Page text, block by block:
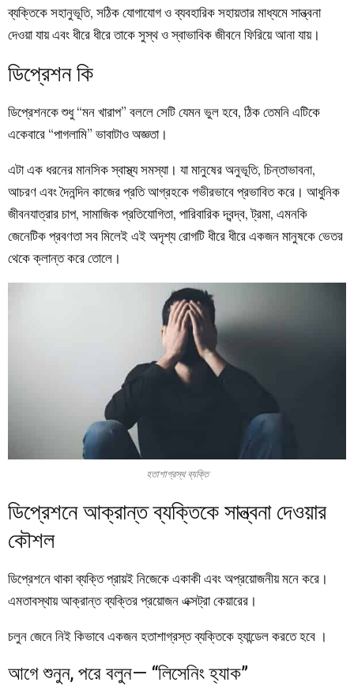
ব্যক্তিকে সহানুভূতি, সঠিক যোগাযোগ ও ব্যবহারিক সহায়তার মাধ্যমে সান্ত্বনা
দেওয়া যায় এবং ধীরে ধীরে তাকে সুস্থ ও স্বাভাবিক জীবনে ফিরিয়ে আনা যায়।
ডিপ্রেশন কি
ডিপ্রেশনকে শুধু “মন খারাপ” বললে সেটি যেমন ভুল হবে, ঠিক তেমনি এটিকে
একেবারে “পাগলামি” ভাবাটাও অজ্ঞতা।
এটা এক ধরনের মানসিক স্বাস্থ্য সমস্যা। যা মানুষের অনুভূতি, চিন্তাভাবনা,
আচরণ এবং দৈনন্দিন কাজের প্রতি আগ্রহকে গভীরভাবে প্রভাবিত করে। আধুনিক
জীবনযাত্রার চাপ, সামাজিক প্রতিযোগিতা, পারিবারিক দ্বন্দ্ব, ট্রমা, এমনকি
জেনেটিক প্রবণতা সব মিলেই এই অদৃশ্য রোগটি ধীরে ধীরে একজন মানুষকে ভেতর
থেকে ক্লান্ত করে তোলে।
হতাশাগ্রস্থ ব্যক্তি
ডিপ্রেশনে আক্রান্ত ব্যক্তিকে সান্ত্বনা দেওয়ার
কৌশল
ডিপ্রেশনে থাকা ব্যক্তি প্রায়ই নিজেকে একাকী এবং অপ্রয়োজনীয় মনে করে।
এমতাবস্থায় আক্রান্ত ব্যক্তির প্রয়োজন এক্সট্রা কেয়ারের।
চলুন জেনে নিই কিভাবে একজন হতাশাগ্রস্ত ব্যক্তিকে হ্যান্ডেল করতে হবে ।
আগে শুনুন, পরে বলুন— “লিসেনিং হ্যাক”